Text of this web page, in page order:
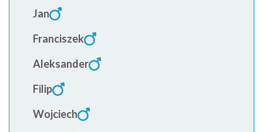
Jan
Franciszek
Aleksander
Filip
Wojciech